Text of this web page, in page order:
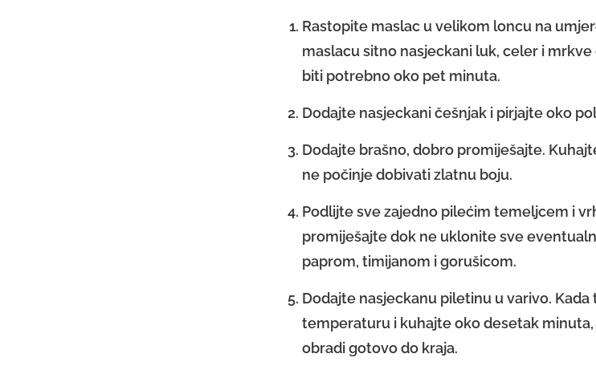
Rastopite maslac u velikom loncu na
maslacu sitno nasjeckani luk, celer i
biti potrebno oko pet minuta.
Dodajte nasjeckani češnjak i pirjajte oko
Dodajte brašno, dobro promiješajte.
ne počinje dobivati zlatnu boju.
Podlijte sve zajedno pilećim temeljcem i
promiješajte dok ne uklonite sve
paprom, timijanom i gorušicom.
Dodajte nasjeckanu piletinu u varivo.
temperaturu i kuhajte oko desetak
obradi gotovo do kraja.